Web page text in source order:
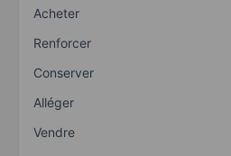
Acheter
Renforcer
Conserver
Alléger
Vendre